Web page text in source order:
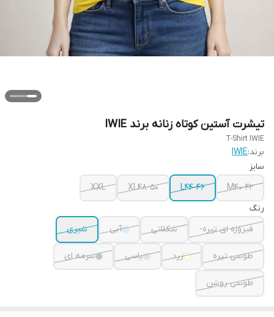
تیشرت آستین کوتاه زنانه برند IWIE
T-Shirt IWIE
برند:IWIE
سایز
M40-42
L44-46
XL48-50
XXL
رنگ
فیروزه ای تیره-
شکلاتی آبی شیری
طوسی تیره زرد یاسی سرمه ای
طوسی روشن